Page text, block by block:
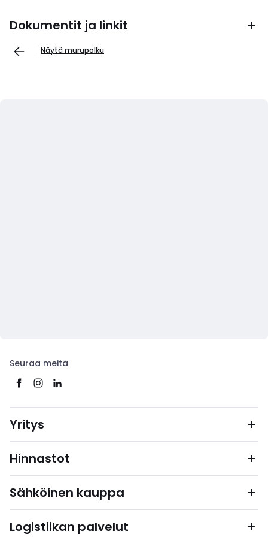
Dokumentit ja linkit
Näytä murupolku
Seuraa meitä
Yritys
Hinnastot
Sähköinen kauppa
Logistiikan palvelut